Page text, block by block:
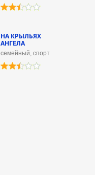
НА КРЫЛЬЯХ
АНГЕЛА
семейный, спорт